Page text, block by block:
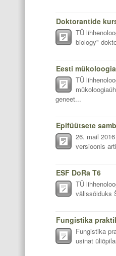
Doktorantide
TÜ
biology"
Eesti
TÜ
geneet...
26. mail
versioonis
ESF DoRa T6
TÜ
välissõiduks
Fungistika
Fungistika
usinat